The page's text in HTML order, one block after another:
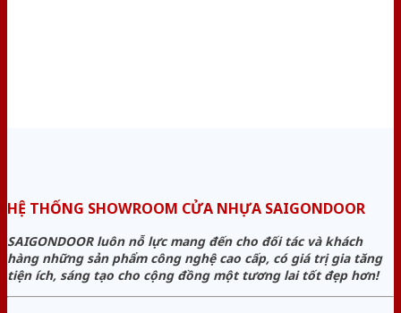
HỆ THỐNG SHOWROOM CỬA NHỰA SAIGONDOOR
SAIGONDOOR luôn nỗ lực mang đến cho đối tác và khách
hàng những sản phẩm công nghệ cao cấp, có giá trị gia tăng
tiện ích, sáng tạo cho cộng đồng một tương lai tốt đẹp hơn!